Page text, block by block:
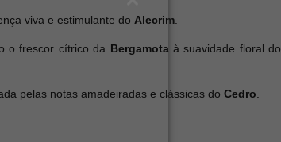
viva e estimulante do Alecrim.
o frescor cítrico da Bergamotaà suavidade floral do
pelas notas amadeiradas e clássicas do Cedro.